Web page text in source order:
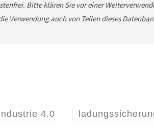
Bitte klären Sie vor einer
Verwendung auch von Teilen dieses
4.0